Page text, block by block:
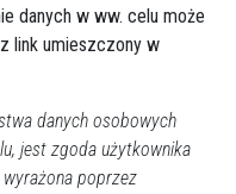
danych w ww. celu może
link umieszczony w
danych osobowych
jest zgoda użytkownika
poprzez